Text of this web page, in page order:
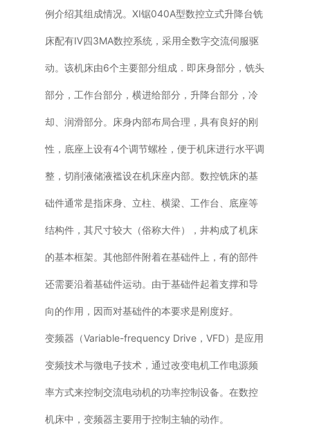
例介绍其组成情况。Ⅺ锯040A型数控立式升降台铣
床配有Ⅳ四3MA数控系统，采用全数字交流伺服驱
动。该机床由6个主要部分组成．即床身部分，铣头
部分，工作台部分，横进给部分，升降台部分，冷
却、润滑部分。床身内部布局合理，具有良好的刚
性，底座上设有4个调节螺栓，便于机床进行水平调
整，切削液储液褴设在机床座内部。数控铣床的基
础件通常是指床身、立柱、横梁、工作台、底座等
结构件，其尺寸较大（俗称大件），井构成了机床
的基本框架。其他部件附着在基础件上，有的部件
还需要沿着基础件运动。由于基础件起着支撑和导
向的作用，因而对基础件的本要求是刚度好。
变频器（Variable-frequency Drive，VFD）是应用
变频技术与微电子技术，通过改变电机工作电源频
率方式来控制交流电动机的功率控制设备。在数控
机床中，变频器主要用于控制主轴的动作。